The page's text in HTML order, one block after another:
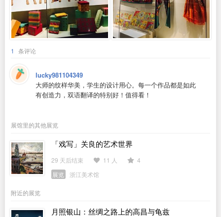
1 条评论
lucky981104349
大师的纹样华美，学生的设计用心。每一个作品都是如此
有创造力，双语翻译的特别好！值得看！
展馆里的其他展览
「戏写」关良的艺术世界
29 天后结束 11 人
4
展览
浙江美术馆
附近的展览
月照银山：丝绸之路上的高昌与龟兹